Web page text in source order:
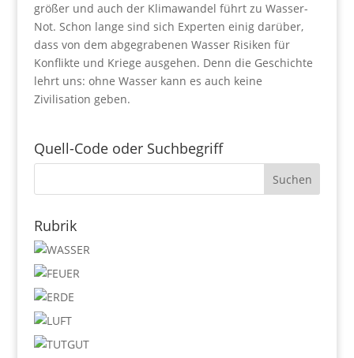
größer und auch der Klimawandel führt zu Wasser-
Not. Schon lange sind sich Experten einig darüber,
dass von dem abgegrabenen Wasser Risiken für
Konflikte und Kriege ausgehen. Denn die Geschichte
lehrt uns: ohne Wasser kann es auch keine
Zivilisation geben.
Quell-Code oder Suchbegriff
Rubrik